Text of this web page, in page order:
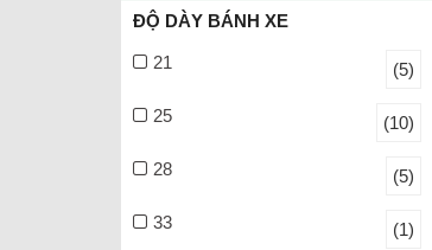
ĐỘ DÀY BÁNH XE
21 (5)
25 (10)
28 (5)
33 (1)